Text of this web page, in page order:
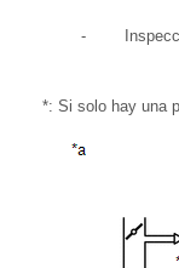
-
*: Si solo hay una